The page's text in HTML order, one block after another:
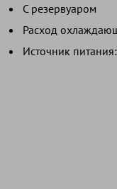
С резервуаром
Расход
Источник